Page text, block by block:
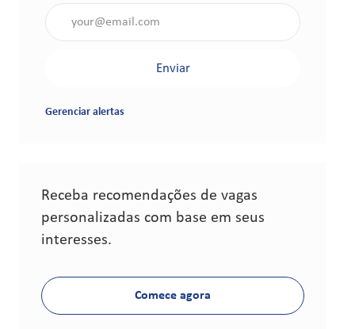
Enviar
Gerenciar alertas
Receba recomendações de vagas
personalizadas com base em seus
interesses.
Comece agora